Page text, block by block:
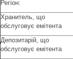
Регіон:
Хранитель, що
обслуговує емітента
Депозитарій, що
обслуговує емітента